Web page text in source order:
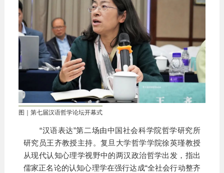
图｜第七届汉语哲学论坛开幕式
“汉语表达”第二场由中国社会科学院哲学研究所
研究员王齐教授主持。复旦大学哲学学院徐英瑾教授
从现代认知心理学视野中的两汉政治哲学出发，指出
儒家正名论的认知心理学在强行达成“全社会行动整齐